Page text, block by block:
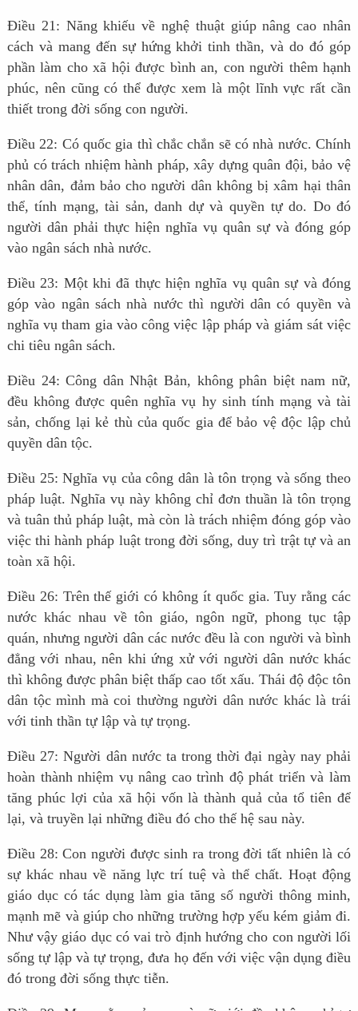
Điều 21: Năng khiếu về nghệ thuật giúp nâng cao nhân
cách và mang đến sự hứng khởi tinh thần, và do đó góp
phần làm cho xã hội được bình an, con người thêm hạnh
phúc, nên cũng có thể được xem là một lĩnh vực rất cần
thiết trong đời sống con người.
Điều 22: Có quốc gia thì chắc chắn sẽ có nhà nước. Chính
phủ có trách nhiệm hành pháp, xây dựng quân đội, bảo vệ
nhân dân, đảm bảo cho người dân không bị xâm hại thân
thể, tính mạng, tài sản, danh dự và quyền tự do. Do đó
người dân phải thực hiện nghĩa vụ quân sự và đóng góp
vào ngân sách nhà nước.
Điều 23: Một khi đã thực hiện nghĩa vụ quân sự và đóng
góp vào ngân sách nhà nước thì người dân có quyền và
nghĩa vụ tham gia vào công việc lập pháp và giám sát việc
chi tiêu ngân sách.
Điều 24: Công dân Nhật Bản, không phân biệt nam nữ,
đều không được quên nghĩa vụ hy sinh tính mạng và tài
sản, chống lại kẻ thù của quốc gia để bảo vệ độc lập chủ
quyền dân tộc.
Điều 25: Nghĩa vụ của công dân là tôn trọng và sống theo
pháp luật. Nghĩa vụ này không chỉ đơn thuần là tôn trọng
và tuân thủ pháp luật, mà còn là trách nhiệm đóng góp vào
việc thi hành pháp luật trong đời sống, duy trì trật tự và an
toàn xã hội.
Điều 26: Trên thế giới có không ít quốc gia. Tuy rằng các
nước khác nhau về tôn giáo, ngôn ngữ, phong tục tập
quán, nhưng người dân các nước đều là con người và bình
đẳng với nhau, nên khi ứng xử với người dân nước khác
thì không được phân biệt thấp cao tốt xấu. Thái độ độc tôn
dân tộc mình mà coi thường người dân nước khác là trái
với tinh thần tự lập và tự trọng.
Điều 27: Người dân nước ta trong thời đại ngày nay phải
hoàn thành nhiệm vụ nâng cao trình độ phát triển và làm
tăng phúc lợi của xã hội vốn là thành quả của tổ tiên để
lại, và truyền lại những điều đó cho thế hệ sau này.
Điều 28: Con người được sinh ra trong đời tất nhiên là có
sự khác nhau về năng lực trí tuệ và thể chất. Hoạt động
giáo dục có tác dụng làm gia tăng số người thông minh,
mạnh mẽ và giúp cho những trường hợp yếu kém giảm đi.
Như vậy giáo dục có vai trò định hướng cho con người lối
sống tự lập và tự trọng, đưa họ đến với việc vận dụng điều
đó trong đời sống thực tiễn.